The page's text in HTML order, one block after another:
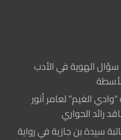
سؤال الهوية في الأدب
الغيم” لعامر أنور
رائد الحواري
سيدة بن جازية في رواية